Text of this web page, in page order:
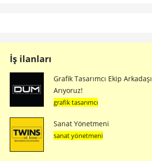
İş ilanları
Grafik Tasarımcı Ekip Arkadaşı
Arıyoruz!
grafik tasarımcı
Sanat Yönetmeni
sanat yönetmeni